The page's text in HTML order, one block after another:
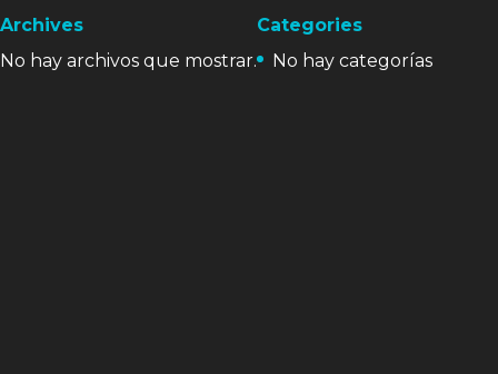
Archives
No hay archivos que mostrar.
Categories
No hay categorías